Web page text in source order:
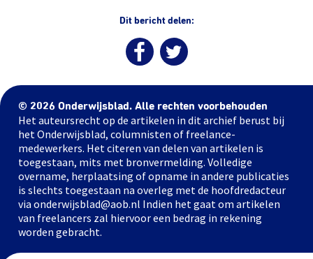
Dit bericht delen:
© 2026 Onderwijsblad. Alle rechten voorbehouden
Het auteursrecht op de artikelen in dit archief berust bij
het Onderwijsblad, columnisten of freelance-
medewerkers. Het citeren van delen van artikelen is
toegestaan, mits met bronvermelding. Volledige
overname, herplaatsing of opname in andere publicaties
is slechts toegestaan na overleg met de hoofdredacteur
via onderwijsblad@aob.nl Indien het gaat om artikelen
van freelancers zal hiervoor een bedrag in rekening
worden gebracht.